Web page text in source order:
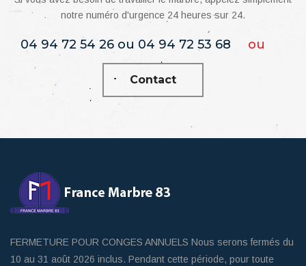
notre numéro d'urgence 24 heures sur 24.
04 94 72 54 26 ou 04 94 72 53 68 ou
Contact
FERMETURE POUR CONGES ANNUELS Nous serons fermés du
10 au 31 août 2026 inclus. Pendant cette période, pour toute